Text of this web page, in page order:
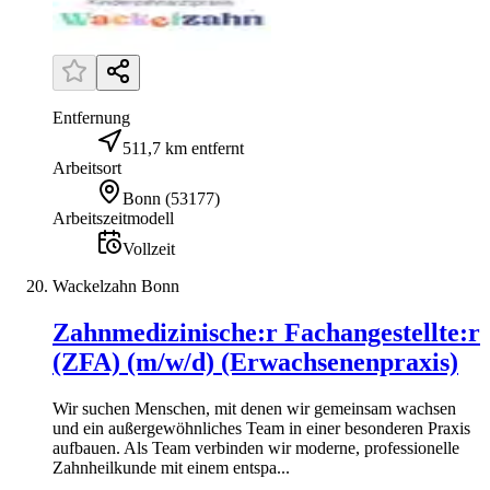
Entfernung
511,7 km entfernt
Arbeitsort
Bonn (53177)
Arbeitszeitmodell
Vollzeit
Wackelzahn Bonn
Zahnmedizinische:r Fachangestellte:r
(ZFA) (m/w/d) (Erwachsenenpraxis)
Wir suchen Menschen, mit denen wir gemeinsam wachsen
und ein außergewöhnliches Team in einer besonderen Praxis
aufbauen. Als Team verbinden wir moderne, professionelle
Zahnheilkunde mit einem entspa...